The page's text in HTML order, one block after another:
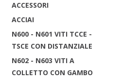
ACCESSORI
ACCIAI
N600 - N601 VITI TCCE -
TSCE CON DISTANZIALE
N602 - N603 VITI A
COLLETTO CON GAMBO